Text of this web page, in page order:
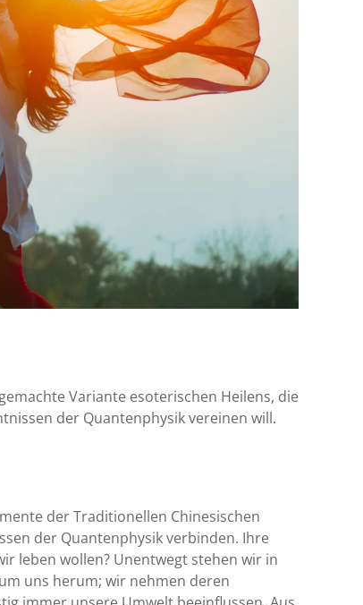
Variante esoterischen Heilens, die
der Quantenphysik vereinen will.
der Traditionellen Chinesischen
der Quantenphysik verbinden. Ihre
leben wollen? Unentwegt stehen wir in
uns herum; wir nehmen deren